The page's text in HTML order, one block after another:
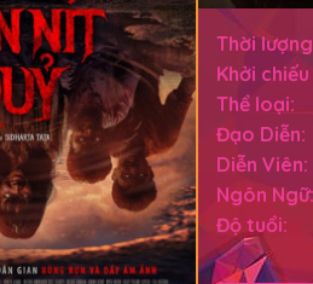
Thời
Khởi
Thể loại:
Đạo Diễn:
Diễn Viên:
Ngôn Ngữ:
Độ tuổi: